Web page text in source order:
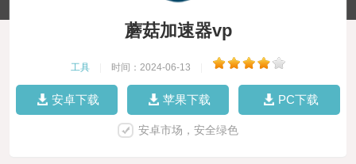
蘑菇加速器vp
工具 时间：2024-06-13
安卓下载 苹果下载 PC下载
安卓市场，安全绿色